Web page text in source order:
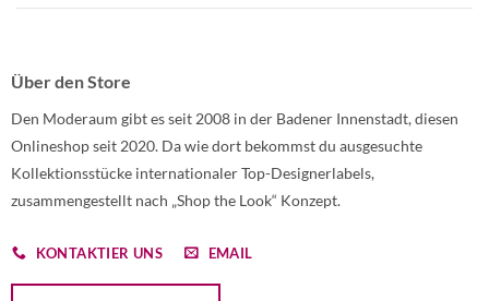
Über den Store
Den Moderaum gibt es seit 2008 in der Badener Innenstadt, diesen
Onlineshop seit 2020. Da wie dort bekommst du ausgesuchte
Kollektionsstücke internationaler Top-Designerlabels,
zusammengestellt nach „Shop the Look“ Konzept.
KONTAKTIER UNS EMAIL